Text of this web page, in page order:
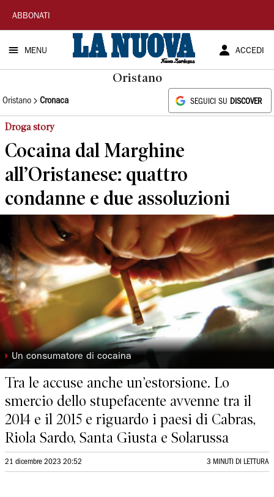
La
Nuova
Sardegna
ABBONATI
MENU ACCEDI
Oristano
Oristano Cronaca SEGUICI SU DISCOVER
Droga story
Cocaina dal Marghine
all’Oristanese: quattro
condanne e due assoluzioni
◗ Un consumatore di cocaina
Tra le accuse anche un’estorsione. Lo
smercio dello stupefacente avvenne tra il
2014 e il 2015 e riguardo i paesi di Cabras,
Riola Sardo, Santa Giusta e Solarussa
21 dicembre 2023 20:52 3 MINUTI DI LETTURA